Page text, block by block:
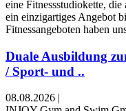
eine Fitnessstudiokette,
ein einzigartiges Angebot
Fitnessangeboten haben
Duale Ausbildung
/ Sport- und ..
08.08.2026 |